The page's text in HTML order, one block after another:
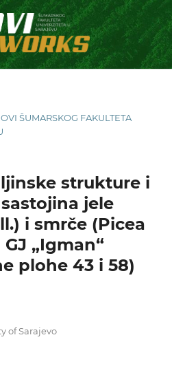
ŠUMARSKOG FAKULTETA
strukture i
jele
i smrče (Picea
„Igman“
plohe 43 i 58)
of Sarajevo